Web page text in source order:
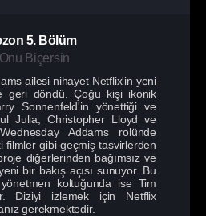
5. Bölüm
Biçersin
ailesi nihayet Netflix'in yeni
geri döndü. Çoğu kişi ikonik
Sonnenfeld'in yönettiği ve
Julia, Christopher Lloyd ve
Addams rolünde
filmler gibi geçmiş tasvirlerden
diğerlerinden bağımsız ve
bir bakış açısı sunuyor. Bu
koltuğunda ise Tim
Diziyi izlemek için Netflix
gerekmektedir.